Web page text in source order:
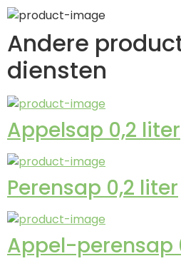
Andere
diensten
Appelsap 0,2 liter
Perensap 0,2 liter
Appel-perensap